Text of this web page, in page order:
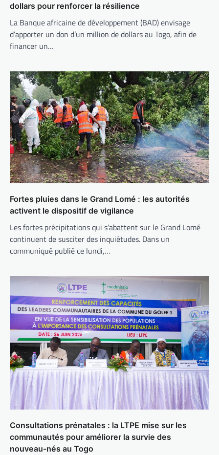
dollars pour renforcer la résilience
La Banque africaine de développement (BAD) envisage
d’apporter un don d’un million de dollars au Togo, afin de
financer un…
Fortes pluies dans le Grand Lomé : les autorités
activent le dispositif de vigilance
Les fortes précipitations qui s’abattent sur le Grand Lomé
continuent de susciter des inquiétudes. Dans un
communiqué publié ce lundi,…
Consultations prénatales : la LTPE mise sur les
communautés pour améliorer la survie des
nouveau-nés au Togo